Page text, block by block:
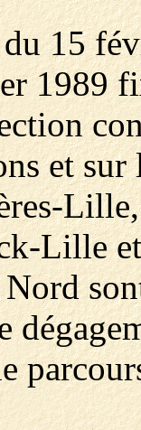
du 15
1989
et sur
Lille